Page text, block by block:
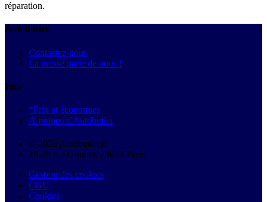
réparation.
Autobutler
Contactez-nous
La presse parle de nous !
Info
*Prix et économies
À propos d'Autobutler
© 2026 Autobutler.fr
18-26 rue Goubet, 75019 Paris
Gestion des cookies
CGU
Cookies